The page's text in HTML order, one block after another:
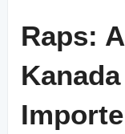
Raps: